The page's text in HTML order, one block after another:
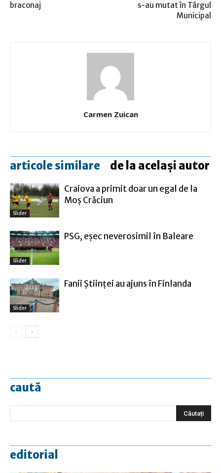
braconaj
s-au mutat în Târgul
Municipal
Carmen Zuican
articole similare de la același autor
Slider
Craiova a primit doar un egal de la
Moş Crăciun
Slider
PSG, eşec neverosimil în Baleare
Slider
Fanii Ştiinţei au ajuns în Finlanda
caută
editorial